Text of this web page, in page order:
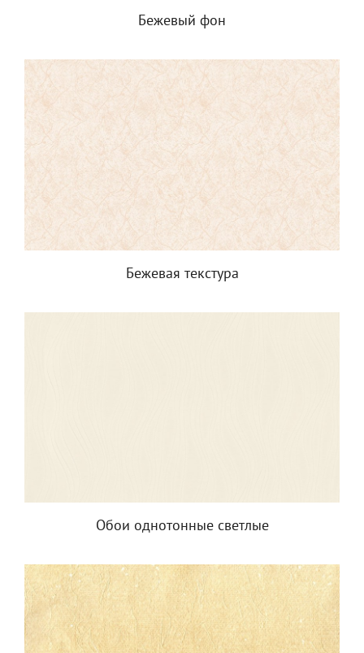
Бежевый фон
Бежевая текстура
Обои однотонные светлые